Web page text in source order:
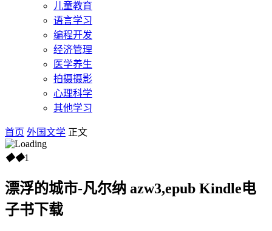
儿童教育
语言学习
编程开发
经济管理
医学养生
拍摄摄影
心理科学
其他学习
首页 外国文学 正文
◆◆1
漂浮的城市-凡尔纳 azw3,epub Kindle电
子书下载